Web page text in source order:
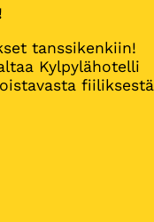
tanssikenkiin!
Kylpylähotelli
fiiliksestä